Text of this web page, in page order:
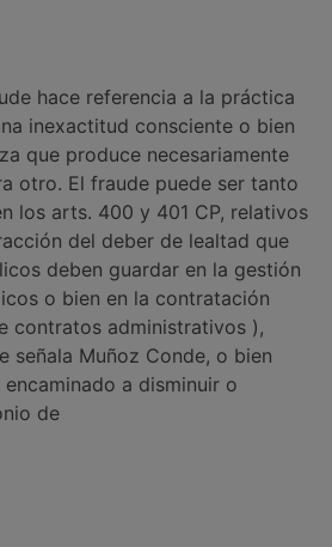
hace referencia a la práctica
inexactitud consciente o bien
que produce necesariamente
otro. El fraude puede ser tanto
los arts. 400 y 401 CP, relativos
del deber de lealtad que
deben guardar en la gestión
o bien en la contratación
contratos administrativos ),
señala Muñoz Conde, o bien
a disminuir o
de